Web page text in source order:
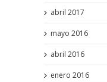
abril 2017
mayo 2016
abril 2016
enero 2016